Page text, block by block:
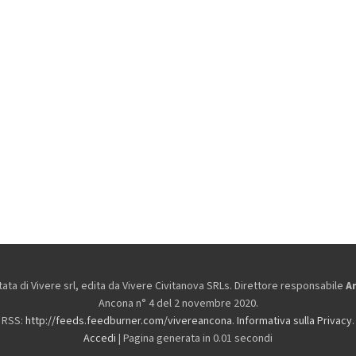
di Vivere srl, edita da Vivere Civitanova SRLs. Direttore responsabile
Ancona n° 4 del 2 novembre 2020.
RSS: http://feeds.feedburner.com/vivereancona. Informativa sulla Privacy.
Accedi | Pagina generata in 0.01 secondi